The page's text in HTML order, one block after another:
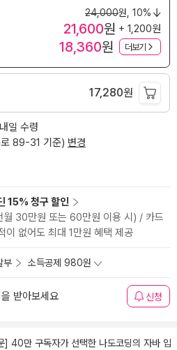
24,000원, 10%
21,600원 + 1,200원
18,360원 더보기
17,280원
일 수령
89-31 기준) 변경
15% 청구 할인
월 30만원 또는 60만원 이용 시) / 카드
이 없어도 최대 1만원 혜택 제공
부 소득공제 980원
받아보세요 신청
] 40만 구독자가 선택한 나도코딩의 자바 입